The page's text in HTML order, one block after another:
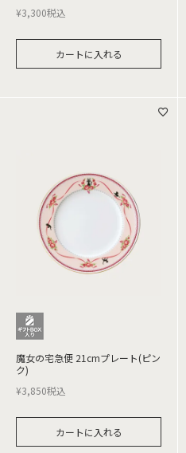
¥3,300税込
カートに入れる
魔女の宅急便 21cmプレート(ピン
ク)
¥3,850税込
カートに入れる